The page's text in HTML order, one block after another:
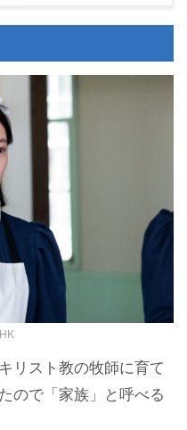
リスト教の牧師に育て
ので「家族」と呼べる